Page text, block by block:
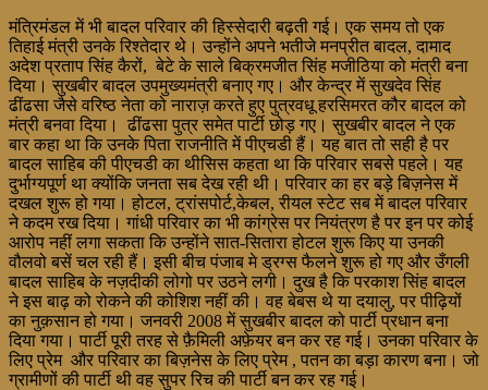
मंत्रिमंडल में भी बादल परिवार की हिस्सेदारी बढ़ती गई। एक समय तो एक
तिहाई मंत्री उनके रिश्तेदार थे। उन्होंने अपने भतीजे मनप्रीत बादल, दामाद
अदेश प्रताप सिंह कैरों, बेटे के साले बिक्रमजीत सिंह मजीठिया को मंत्री बना
दिया। सुखबीर बादल उपमुख्यमंत्री बनाए गए। और केन्द्र में सुखदेव सिंह
ढींढसा जैसे वरिष्ठ नेता को नाराज़ करते हुए पुत्रवधू हरसिमरत कौर बादल को
मंत्री बनवा दिया। ढींढसा पुत्र समेत पार्टी छोड़ गए। सुखबीर बादल ने एक
बार कहा था कि उनके पिता राजनीति में पीएचडी हैं। यह बात तो सही है पर
बादल साहिब की पीएचडी का थीसिस कहता था कि परिवार सबसे पहले। यह
दुर्भाग्यपूर्ण था क्योंकि जनता सब देख रही थी। परिवार का हर बड़े बिज़नेस में
दखल शुरू हो गया। होटल, ट्रांसपोर्ट,केबल, रीयल स्टेट सब में बादल परिवार
ने कदम रख दिया। गांधी परिवार का भी कांग्रेस पर नियंत्रण है पर इन पर कोई
आरोप नहीं लगा सकता कि उन्होंने सात-सितारा होटल शुरू किए या उनकी
वौलवो बसें चल रही हैं। इसी बीच पंजाब मे ड्रग्स फैलने शुरू हो गए और उँगली
बादल साहिब के नज़दीकी लोगो पर उठने लगी। दुख है कि परकाश सिंह बादल
ने इस बाढ़ को रोकने की कोशिश नहीं की। वह बेबस थे या दयालु, पर पीढ़ियों
का नुक़सान हो गया। जनवरी 2008 में सुखबीर बादल को पार्टी प्रधान बना
दिया गया। पार्टी पूरी तरह से फ़ैमिली अफ़ेयर बन कर रह गई। उनका परिवार के
लिए प्रेम और परिवार का बिज़नेस के लिए प्रेम , पतन का बड़ा कारण बना। जो
ग्रामीणों की पार्टी थी वह सुपर रिच की पार्टी बन कर रह गई।